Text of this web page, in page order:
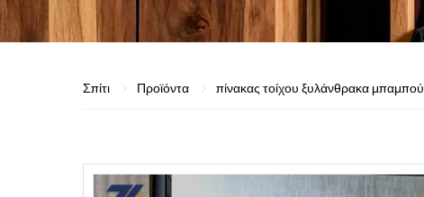
Σπίτι Προϊόντα πίνακας τοίχου ξυλάνθρακα μπαμπού